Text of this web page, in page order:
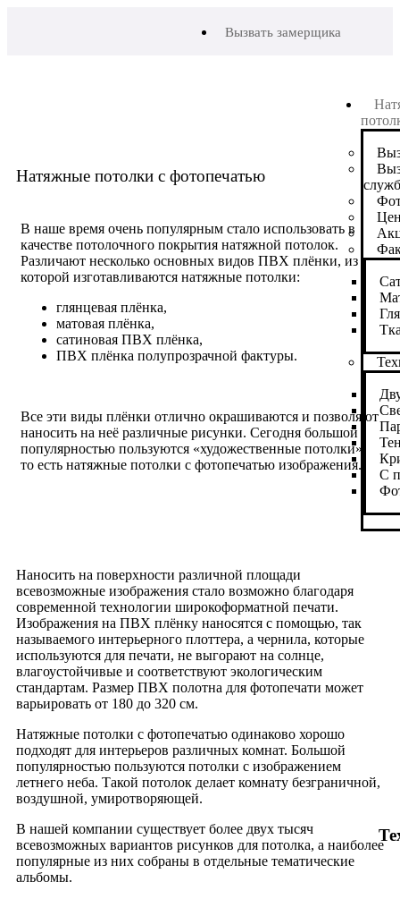
Вызвать замерщика
С
Натяжные потолки с фотопечатью
В наше время очень популярным стало использовать в
качестве потолочного покрытия натяжной потолок.
Различают несколько основных видов ПВХ плёнки, из
которой изготавливаются натяжные потолки:
глянцевая плёнка,
матовая плёнка,
сатиновая ПВХ плёнка,
ПВХ плёнка полупрозрачной фактуры.
Все эти виды плёнки отлично окрашиваются и позволяют
наносить на неё различные рисунки. Сегодня большой
популярностью пользуются «художественные потолки»,
то есть натяжные потолки с фотопечатью изображения.
Наносить на поверхности различной площади
всевозможные изображения стало возможно благодаря
современной технологии широкоформатной печати.
Изображения на ПВХ плёнку наносятся с помощью, так
называемого интерьерного плоттера, а чернила, которые
используются для печати, не выгорают на солнце,
влагоустойчивые и соответствуют экологическим
стандартам. Размер ПВХ полотна для фотопечати может
варьировать от 180 до 320 см.
Натяжные потолки с фотопечатью одинаково хорошо
подходят для интерьеров различных комнат. Большой
популярностью пользуются потолки с изображением
летнего неба. Такой потолок делает комнату безграничной,
воздушной, умиротворяющей.
В нашей компании существует более двух тысяч
всевозможных вариантов рисунков для потолка, а наиболее
популярные из них собраны в отдельные тематические
альбомы.